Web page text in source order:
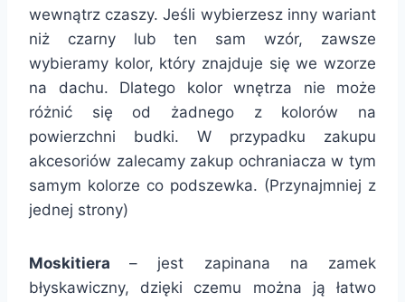
wewnątrz czaszy. Jeśli wybierzesz inny wariant
niż czarny lub ten sam wzór, zawsze
wybieramy kolor, który znajduje się we wzorze
na dachu. Dlatego kolor wnętrza nie może
różnić się od żadnego z kolorów na
powierzchni budki. W przypadku zakupu
akcesoriów zalecamy zakup ochraniacza w tym
samym kolorze co podszewka. (Przynajmniej z
jednej strony)
Moskitiera– jest zapinana na zamek
błyskawiczny, dzięki czemu można ją łatwo